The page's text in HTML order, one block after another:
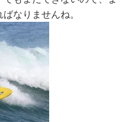
なりませんね。